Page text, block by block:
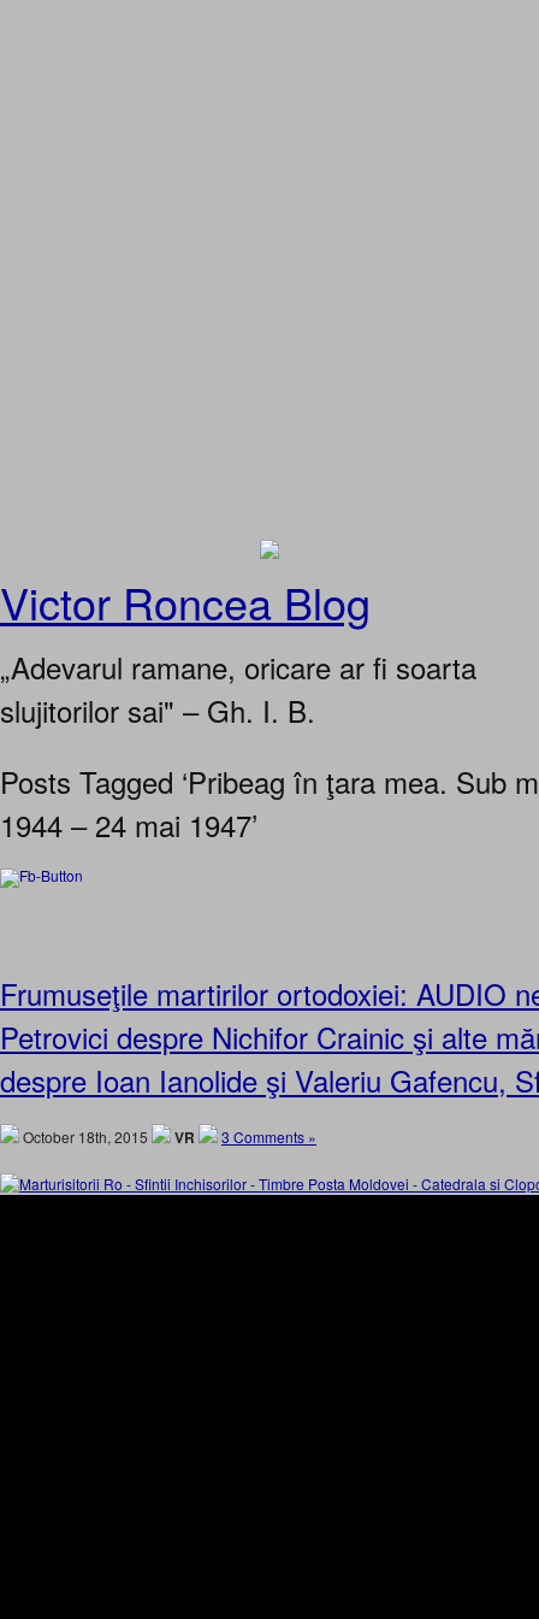
Victor Roncea Blog
„Adevarul ramane, oricare ar fi soarta
slujitorilor sai" – Gh. I. B.
Posts Tagged ‘Pribeag în ţara mea. Sub
1944 – 24 mai 1947’
Frumuseţile martirilor ortodoxiei: AUDIO
Petrovici despre Nichifor Crainic şi alte
despre Ioan Ianolide şi Valeriu Gafencu,
October 18th, 2015 VR 3 Comments »